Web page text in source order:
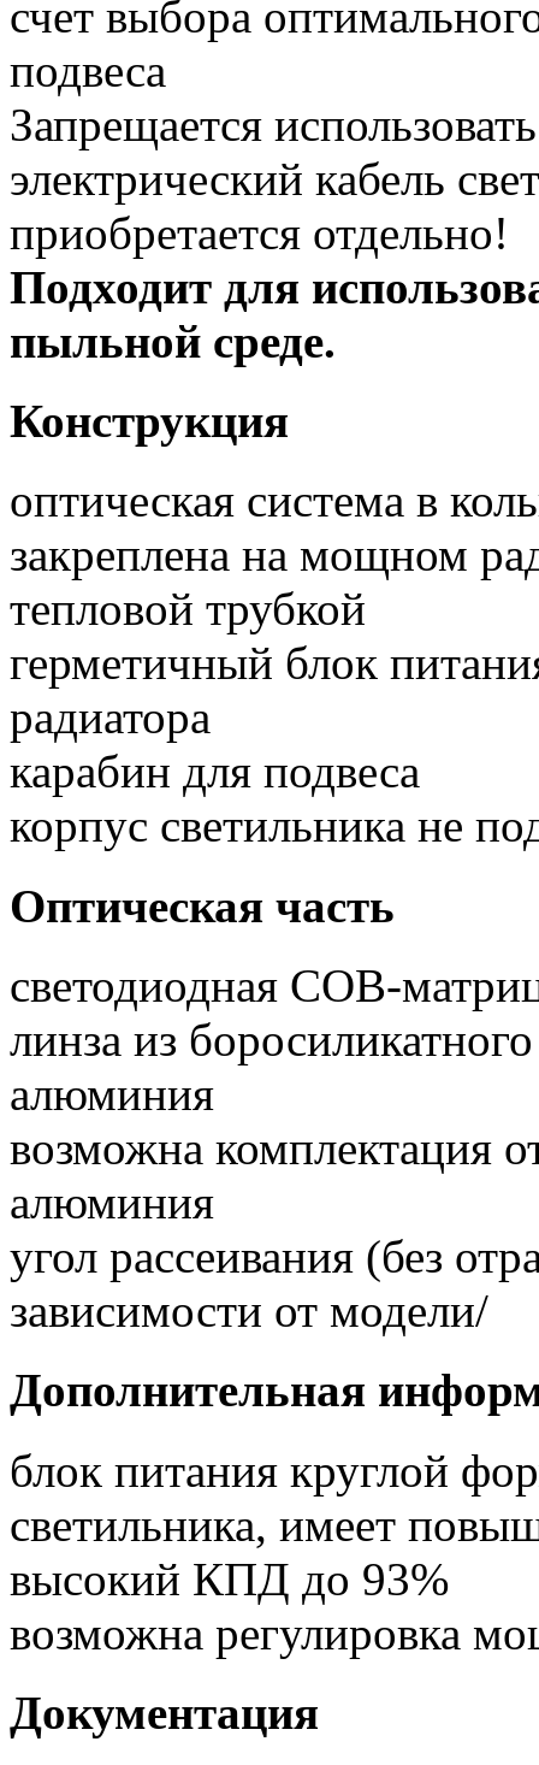
счет выбора
подвеса
Запрещается
электрический кабель
приобретается отдельно!
Подходит для
пыльной среде.
Конструкция
оптическая система в
закреплена на мощном
тепловой трубкой
герметичный блок
радиатора
карабин для подвеса
корпус светильника не
Оптическая часть
светодиодная COB-
линза из
алюминия
возможна комплектация
алюминия
угол рассеивания (без
зависимости от модели/
Дополнительная
блок питания круглой
светильника, имеет
высокий КПД до 93%
возможна регулировка
Документация